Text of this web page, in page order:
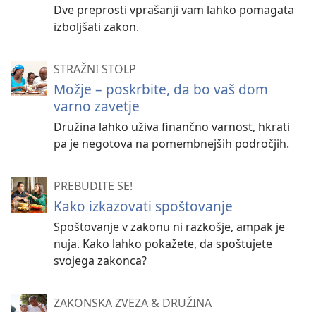
Dve preprosti vprašanji vam lahko pomagata
izboljšati zakon.
STRAŽNI STOLP
Možje – poskrbite, da bo vaš dom
varno zavetje
Družina lahko uživa finančno varnost, hkrati
pa je negotova na pomembnejših področjih.
PREBUDITE SE!
Kako izkazovati spoštovanje
Spoštovanje v zakonu ni razkošje, ampak je
nuja. Kako lahko pokažete, da spoštujete
svojega zakonca?
ZAKONSKA ZVEZA & DRUŽINA